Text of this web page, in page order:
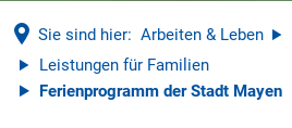
Sie sind hier: Arbeiten & Leben
Leistungen für Familien
Ferienprogramm der Stadt Mayen